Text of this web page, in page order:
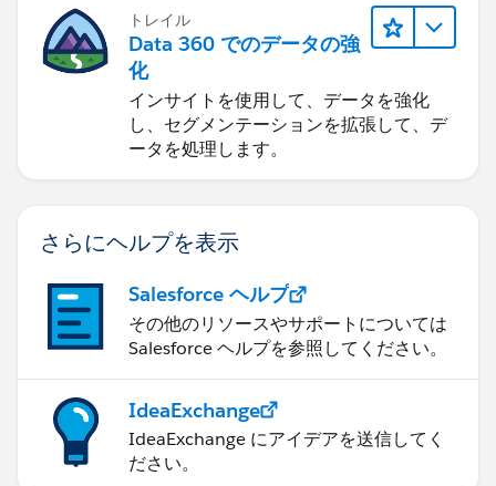
トレイル
Data 360 でのデータの強
化
インサイトを使用して、データを強化
し、セグメンテーションを拡張して、デ
ータを処理します。
さらにヘルプを表示
Salesforce ヘルプ
その他のリソースやサポートについては
Salesforce ヘルプを参照してください。
IdeaExchange
IdeaExchange にアイデアを送信してく
ださい。